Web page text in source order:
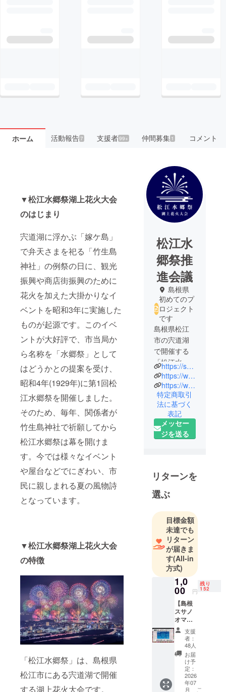
ホーム 活動報告7 支援者99+ 仲間募集 1 コメント
▼松江水郷祭湖上花火大会
のはじまり
宍道湖に浮かぶ「嫁ケ島」
で弁天さまを祀る「竹生島
神社」の例祭の日に、観光
振興や商店街振興のために
花火を加えた大掛かりなイ
ベントを昭和3年に実施した
ものが起源です。このイベ
ントが大好評で、市当局か
ら名称を「水郷祭」として
はどうかとの提案を受け、
昭和4年(1929年)に第1回松
江水郷祭を開催しました。
そのため、毎年、関係者が
竹生島神社で祈願してから
松江水郷祭は幕を開けま
す。今では様々なイベント
や屋台などでにぎわい、市
民に親しまれる夏の風物詩
となっています。
▼松江水郷祭湖上花火大会
の特徴
「松江水郷祭」は、島根県
松江市にある宍道湖で開催
する湖上花火大会です。
松江水
郷祭推
進会議
島根県
初めてのプ
ロジェクト
です
島根県松江
市の宍道湖
で開催する
「松江水郷
祭湖上花火
大会」で
す。
【2026年開
催内容】
開催日：8月
1日(土)、2日
とも20:00～
ドローン
ショー、
花火
打ち上げ発
数：1日
10,000発、2
日11,000
発 計
21,000発
https://suigosai.com/
https://www.instagram.com/matsuesuigousai/
https://www.facebook.com/matsuesuigousai/
特定商取引
法に基づく
表記
メッセー
ジを送る
リターンを
選ぶ
目標金額
未達でも
リターン
が届きま
す(All-in
方式)
1,0
00 円
残り
152
【島根
スサノ
オマ
ジッ
ク】コ
ラボス
テッ
カー
〔ホロ
グラ
ム〕※ク
支援
者：
48人
お届
け予
定：
2026
年07
月
こ